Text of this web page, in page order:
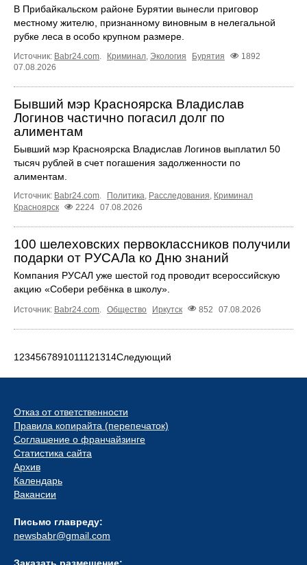
В Прибайкальском районе Бурятии вынесли приговор
местному жителю, признанному виновным в нелегальной
рубке леса в особо крупном размере.
Источник: Babr24.com. Криминал, Экология Бурятия
1892
07.08.2026
Бывший мэр Красноярска Владислав
Логинов частично погасил долг по
алиментам
Бывший мэр Красноярска Владислав Логинов выплатил 50
тысяч рублей в счет погашения задолженности по
алиментам.
Источник: Babr24.com. Политика, Расследования, Криминал
Красноярск
2224 07.08.2026
100 шелеховских первоклассников получили
подарки от РУСАЛа ко Дню знаний
Компания РУСАЛ уже шестой год проводит всероссийскую
акцию «Собери ребёнка в школу».
Источник: Babr24.com Общество Иркутск 852 07.08.2026
1 234567891011121314Следующий
Отказ от ответственности
Правила копирайта (перепечаток)
Соглашение о франчайзинге
Статистика сайта
Архив
Календарь
Вакансии
Письмо главреду:
newsbabr@gmail.com
Заказать размещение: